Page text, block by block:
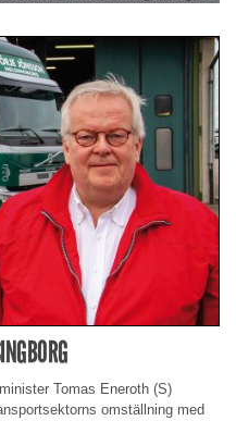
Tomas Eneroth (S)
omställning med